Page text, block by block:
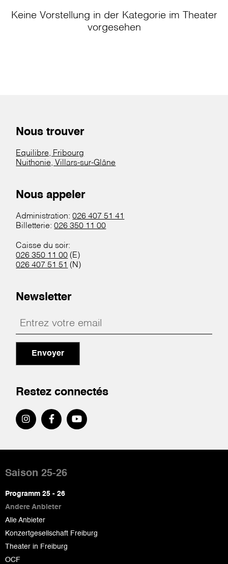
Keine Vorstellung in der Kategorie im Theater
vorgesehen
Nous trouver
Equilibre, Fribourg
Nuithonie, Villars-sur-Glâne
Nous appeler
Administration:026 407 51 41
Billetterie:026 350 11 00
Caisse du soir:
026 350 11 00 (E)
026 407 51 51 (N)
Newsletter
Envoyer
Restez connectés
de
page
Saison 25-26
Programm 25 - 26
Andere Anbieter
Alle Anbieter
Konzertgesellschaft Freiburg
Theater in Freiburg
OCF